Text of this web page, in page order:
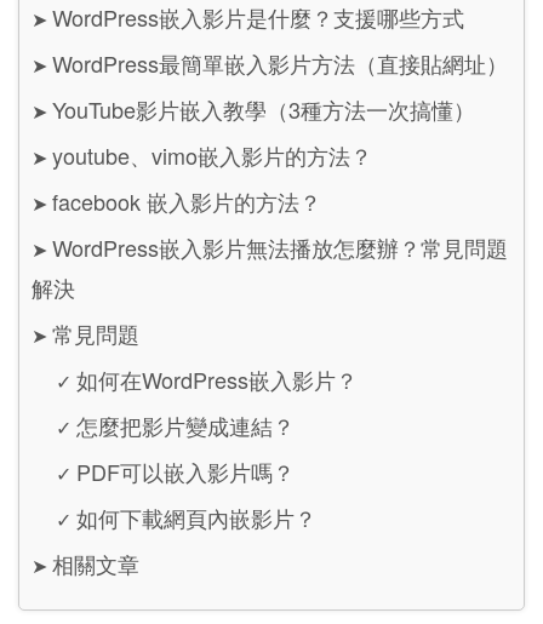
➤ WordPress嵌入影片是什麼？支援哪些方式
➤ WordPress最簡單嵌入影片方法（直接貼網址）
➤ YouTube影片嵌入教學（3種方法一次搞懂）
➤ youtube、vimo嵌入影片的方法？
➤ facebook 嵌入影片的方法？
➤ WordPress嵌入影片無法播放怎麼辦？常見問題
解決
➤ 常見問題
✓ 如何在WordPress嵌入影片？
✓ 怎麼把影片變成連結？
✓ PDF可以嵌入影片嗎？
✓ 如何下載網頁內嵌影片？
➤ 相關文章